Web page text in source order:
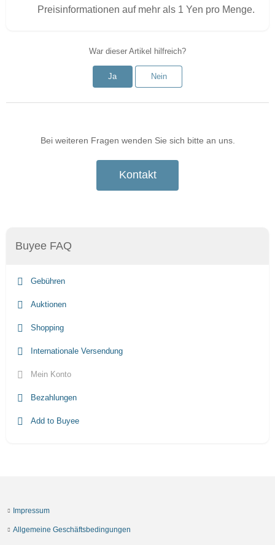
Buyee FAQ
Gebühren
Auktionen
Shopping
Internationale Versendung
Mein Konto
Bezahlungen
Add to Buyee
Preisinformationen auf mehr als 1 Yen pro Menge.
War dieser Artikel hilfreich?
Ja Nein
Bei weiteren Fragen wenden Sie sich bitte an uns.
Kontakt
Impressum
Allgemeine Geschäftsbedingungen